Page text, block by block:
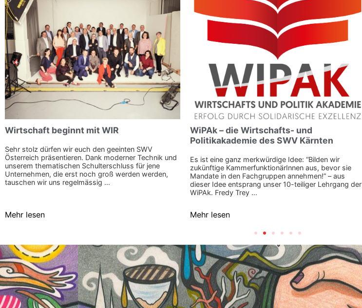
Wirtschaft beginnt mit WIR
Sehr stolz dürfen wir euch den geeinten SWV
Österreich präsentieren. Dank moderner Technik und
unserem thematischen Schulterschluss für jene
Unternehmen, die erst noch groß werden werden,
tauschen wir uns regelmässig ...
Mehr lesen
WiPAk – die Wirtschafts- und
Politikakademie des SWV Kärnten
Es ist eine ganz merkwürdige Idee: “Bilden wir
zukünftige KammerfunktionärInnen aus, bevor sie
Mandate in den Fachgruppen annehmen!” – aus
dieser Idee entsprang unser 10-teiliger Lehrgang der
WiPAk. Fredy Trey ...
Mehr lesen